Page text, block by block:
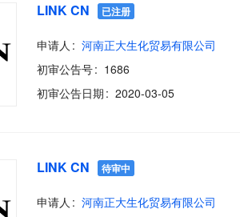
LINK CN 已注册
申请人 河南正大生化贸易有限公司
初审公告号
1686
初审公告日期
2020-03-05
LINK CN 待审中
申请人 河南正大生化贸易有限公司